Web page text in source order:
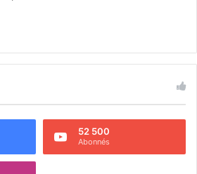
52 500
Abonnés